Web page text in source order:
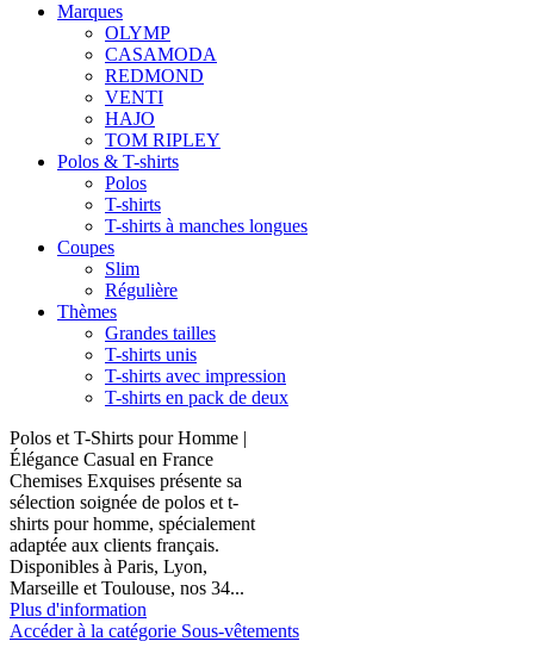
Marques
OLYMP
CASAMODA
REDMOND
VENTI
HAJO
TOM RIPLEY
Polos & T-shirts
Polos
T-shirts
T-shirts à manches longues
Coupes
Slim
Régulière
Thèmes
Grandes tailles
T-shirts unis
T-shirts avec impression
T-shirts en pack de deux
Polos et T-Shirts pour Homme |
Élégance Casual en France
Chemises Exquises présente sa
sélection soignée de polos et t-
shirts pour homme, spécialement
adaptée aux clients français.
Disponibles à Paris, Lyon,
Marseille et Toulouse, nos 34...
Plus d'information
Accéder à la catégorie Sous-vêtements